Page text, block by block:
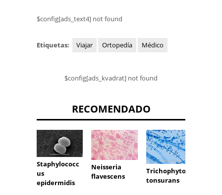
$config[ads_text4] not found
Etiquetas: Viajar Ortopedía Médico
$config[ads_kvadrat] not found
RECOMENDADO
Staphylococc
us
epidermidis
Neisseria
flavescens
Trichophyton
tonsurans